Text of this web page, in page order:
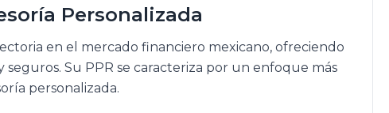
Personalizada
en el mercado financiero mexicano, ofreciendo
Su PPR se caracteriza por un enfoque más
personalizada.